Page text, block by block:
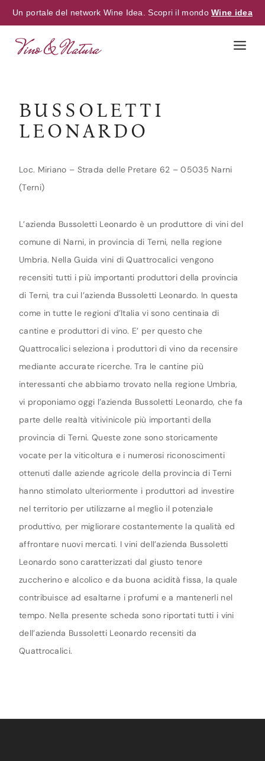
Un portale del network Wine Idea. Scopri il mondoWine idea
BUSSOLETTI
LEONARDO
Loc. Miriano – Strada delle Pretare 62 – 05035 Narni
(Terni)
L’azienda Bussoletti Leonardo è un produttore di vini del
comune di Narni, in provincia di Terni, nella regione
Umbria. Nella Guida vini di Quattrocalici vengono
recensiti tutti i più importanti produttori della provincia
di Terni, tra cui l’azienda Bussoletti Leonardo. In questa
come in tutte le regioni d’Italia vi sono centinaia di
cantine e produttori di vino. E’ per questo che
Quattrocalici seleziona i produttori di vino da recensire
mediante accurate ricerche. Tra le cantine più
interessanti che abbiamo trovato nella regione Umbria,
vi proponiamo oggi l’azienda Bussoletti Leonardo, che fa
parte delle realtà vitivinicole più importanti della
provincia di Terni. Queste zone sono storicamente
vocate per la viticoltura e i numerosi riconoscimenti
ottenuti dalle aziende agricole della provincia di Terni
hanno stimolato ulteriormente i produttori ad investire
nel territorio per utilizzarne al meglio il potenziale
produttivo, per migliorare costantemente la qualità ed
affrontare nuovi mercati. I vini dell’azienda Bussoletti
Leonardo sono caratterizzati dal giusto tenore
zuccherino e alcolico e da buona acidità fissa, la quale
contribuisce ad esaltarne i profumi e a mantenerli nel
tempo. Nella presente scheda sono riportati tutti i vini
dell’azienda Bussoletti Leonardo recensiti da
Quattrocalici.